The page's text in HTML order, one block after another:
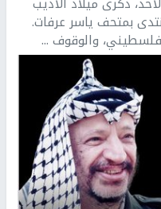
بمتحف ياسر عرفات.
والوقوف ...